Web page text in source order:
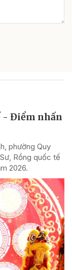
- Điểm nhấn
phường Quy
Rồng quốc tế
2026.